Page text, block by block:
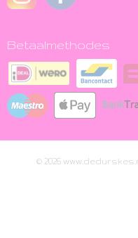
Betaalmethodes
© 2026